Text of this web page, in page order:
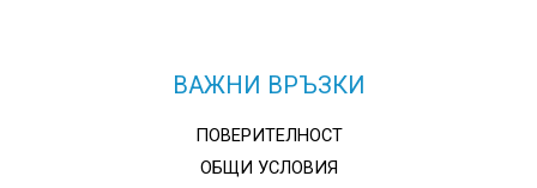
ВАЖНИ ВРЪЗКИ
ПОВЕРИТЕЛНОСТ
ОБЩИ УСЛОВИЯ